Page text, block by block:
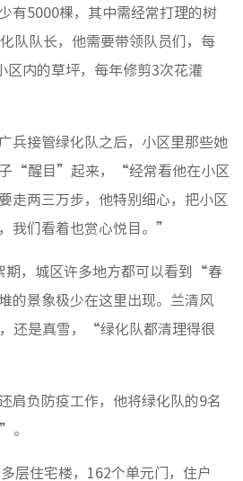
有5000棵，其中需经常打理的树
队队长，他需要带领队员们，每
区内的草坪，每年修剪3次花灌
兵接管绿化队之后，小区里那些她
子“醒目”起来，“经常看他在小区
走两三万步，他特别细心，把小区
我们看着也赏心悦目。”
期，城区许多地方都可以看到“春
的景象极少在这里出现。兰清风
还是真雪，“绿化队都清理得很
肩负防疫工作，他将绿化队的9名
。
层住宅楼，162个单元门，住户